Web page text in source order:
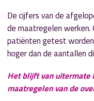
De cijfers van de
de maatregelen
patiënten getest
hoger dan de aantallen
Het blijft van uitermate
maatregelen van de